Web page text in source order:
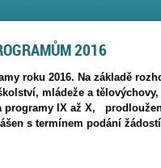
2016
roku 2016. Na základě
mládeže a
programy IX až X,
s termínem podání